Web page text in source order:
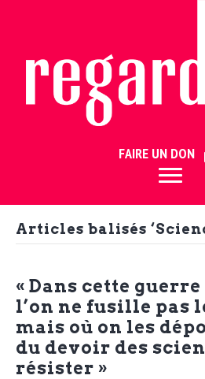
FAIRE UN DON
Articles balisés
« Dans cette
l’on ne fusille pas
mais où on les
du devoir des
résister »